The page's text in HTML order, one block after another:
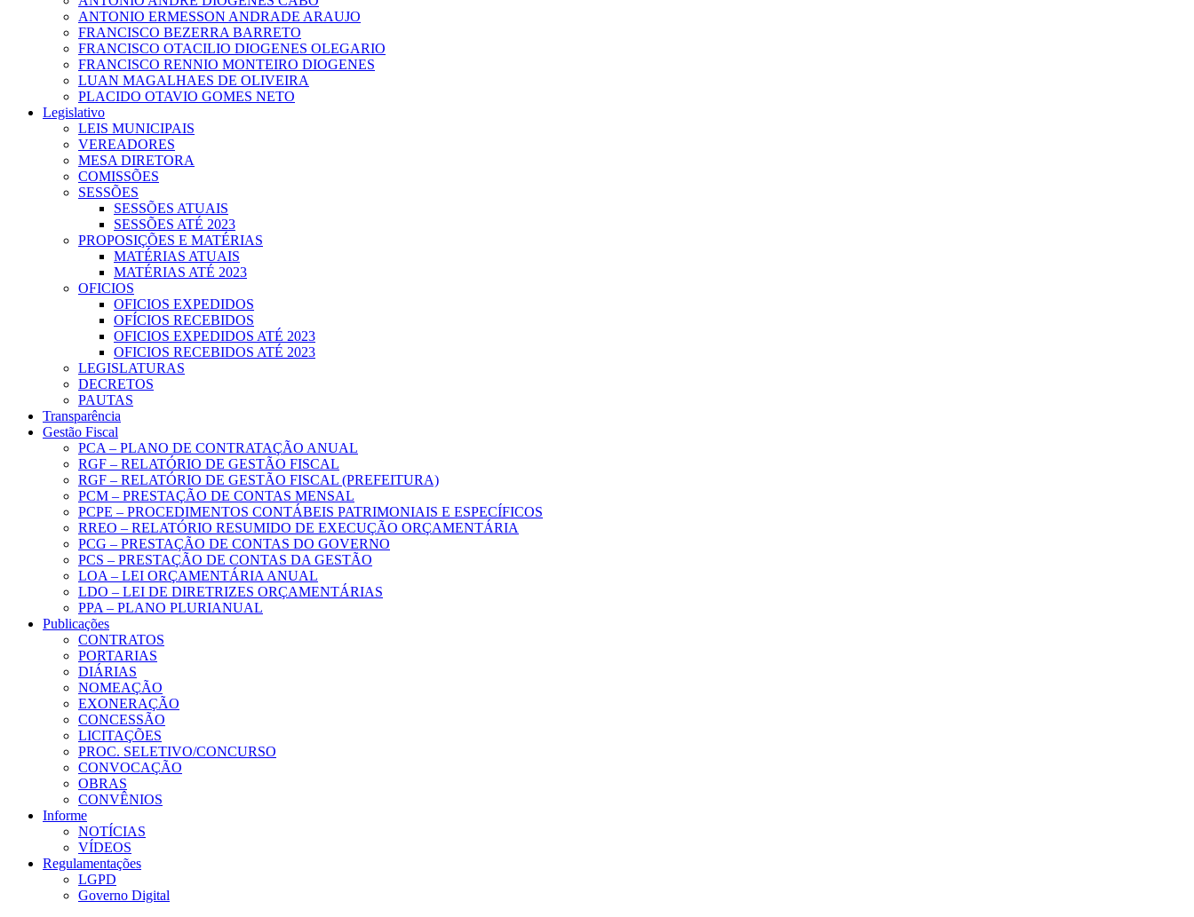
ANTONIO ERMESSON ANDRADE ARAUJO
FRANCISCO BEZERRA BARRETO
FRANCISCO OTACILIO DIOGENES OLEGARIO
FRANCISCO RENNIO MONTEIRO DIOGENES
LUAN MAGALHAES DE OLIVEIRA
PLACIDO OTAVIO GOMES NETO
Legislativo
LEIS MUNICIPAIS
VEREADORES
MESA DIRETORA
COMISSÕES
SESSÕES
SESSÕES ATUAIS
SESSÕES ATÉ 2023
PROPOSIÇÕES E MATÉRIAS
MATÉRIAS ATUAIS
MATÉRIAS ATÉ 2023
OFICIOS
OFICIOS EXPEDIDOS
OFÍCIOS RECEBIDOS
OFICIOS EXPEDIDOS ATÉ 2023
OFICIOS RECEBIDOS ATÉ 2023
LEGISLATURAS
DECRETOS
PAUTAS
Transparência
Gestão Fiscal
PCA – PLANO DE CONTRATAÇÃO ANUAL
RGF – RELATÓRIO DE GESTÃO FISCAL
RGF – RELATÓRIO DE GESTÃO FISCAL (PREFEITURA)
PCM – PRESTAÇÃO DE CONTAS MENSAL
PCPE – PROCEDIMENTOS CONTÁBEIS PATRIMONIAIS E ESPECÍFICOS
RREO – RELATÓRIO RESUMIDO DE EXECUÇÃO ORÇAMENTÁRIA
PCG – PRESTAÇÃO DE CONTAS DO GOVERNO
PCS – PRESTAÇÃO DE CONTAS DA GESTÃO
LOA – LEI ORÇAMENTÁRIA ANUAL
LDO – LEI DE DIRETRIZES ORÇAMENTÁRIAS
PPA – PLANO PLURIANUAL
Publicações
CONTRATOS
PORTARIAS
DIÁRIAS
NOMEAÇÃO
EXONERAÇÃO
CONCESSÃO
LICITAÇÕES
PROC. SELETIVO/CONCURSO
CONVOCAÇÃO
OBRAS
CONVÊNIOS
Informe
NOTÍCIAS
VÍDEOS
Regulamentações
LGPD
Governo Digital